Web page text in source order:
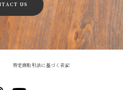
US
特定商取引法に基づく表記